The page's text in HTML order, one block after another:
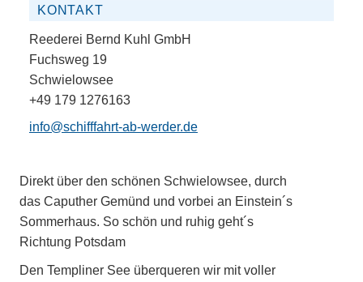
KONTAKT
Reederei Bernd Kuhl GmbH
Fuchsweg 19
Schwielowsee
+49 179 1276163
info@schifffahrt-ab-werder.de
Direkt über den schönen Schwielowsee, durch
das Caputher Gemünd und vorbei an Einstein´s
Sommerhaus. So schön und ruhig geht´s
Richtung Potsdam
Den Templiner See überqueren wir mit voller